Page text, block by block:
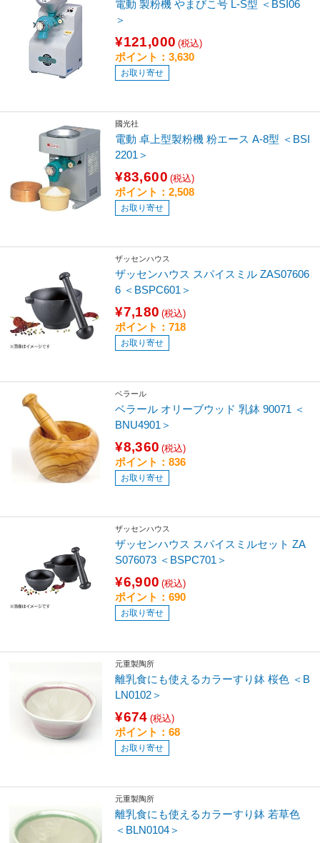
電動 製粉機 やまびこ号 L-S型 ＜BSI06
＞
¥121,000 (税込)
ポイント：3,630
お取り寄せ
國光社
電動 卓上型製粉機 粉エース A-8型 ＜BSI
2201＞
¥83,600 (税込)
ポイント：2,508
お取り寄せ
ザッセンハウス
ザッセンハウス スパイスミル ZAS07606
6 ＜BSPC601＞
¥7,180 (税込)
ポイント：718
お取り寄せ
ベラール
ベラール オリーブウッド 乳鉢 90071 ＜
BNU4901＞
¥8,360 (税込)
ポイント：836
お取り寄せ
ザッセンハウス
ザッセンハウス スパイスミルセット ZA
S076073 ＜BSPC701＞
¥6,900 (税込)
ポイント：690
お取り寄せ
元重製陶所
離乳食にも使えるカラーすり鉢 桜色 ＜B
LN0102＞
¥674 (税込)
ポイント：68
お取り寄せ
元重製陶所
離乳食にも使えるカラーすり鉢 若草色
＜BLN0104＞